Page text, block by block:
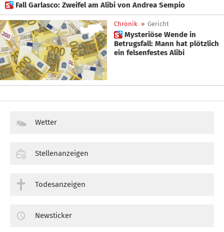
 Fall Garlasco: Zweifel am Alibi von Andrea Sempio
Chronik » Gericht
 Mysteriöse Wende in
Betrugsfall: Mann hat plötzlich
ein felsenfestes Alibi
Wetter
Stellenanzeigen
Todesanzeigen
Newsticker